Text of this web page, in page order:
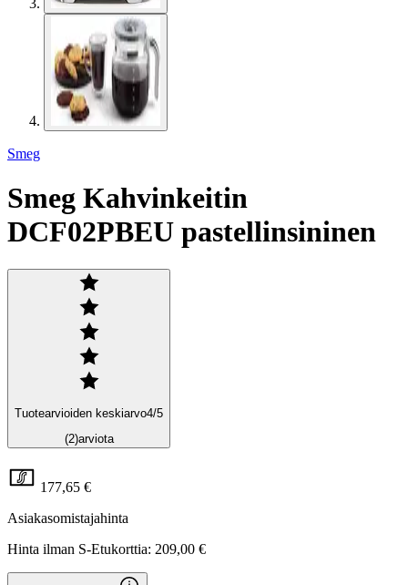
Smeg
Smeg Kahvinkeitin
DCF02PBEU pastellinsininen
Tuotearvioiden keskiarvo4/5
(2)arviota
177,65 €
Asiakasomistajahinta
Hinta ilman S-Etukorttia: 209,00 €